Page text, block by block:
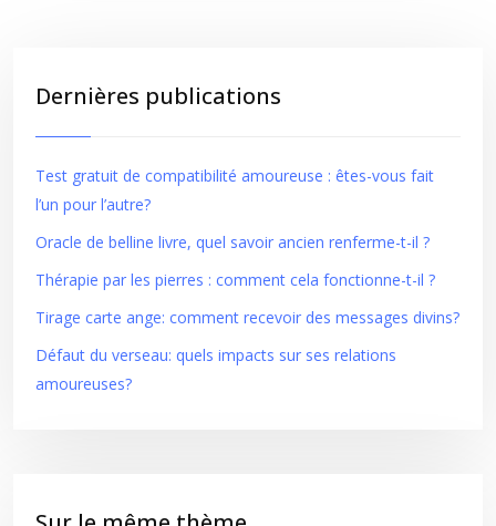
Dernières publications
Test gratuit de compatibilité amoureuse : êtes-vous fait
l’un pour l’autre?
Oracle de belline livre, quel savoir ancien renferme-t-il ?
Thérapie par les pierres : comment cela fonctionne-t-il ?
Tirage carte ange: comment recevoir des messages divins?
Défaut du verseau: quels impacts sur ses relations
amoureuses?